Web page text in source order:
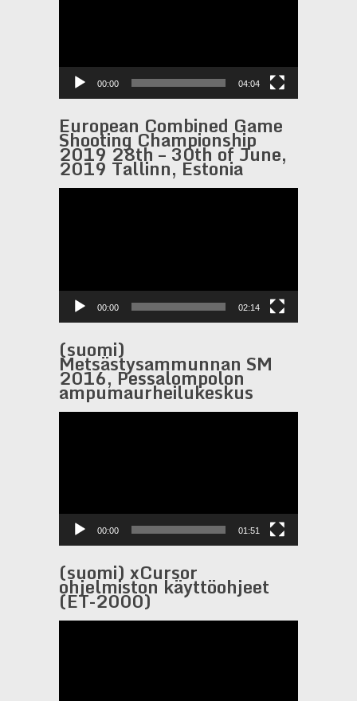
00:00 04:04
European Combined Game
Shooting Championship
2019 28th – 30th of June,
2019 Tallinn, Estonia
00:00 02:14
(suomi)
Metsästysammunnan SM
2016, Pessalompolon
ampumaurheilukeskus
00:00 01:51
(suomi) xCursor
ohjelmiston käyttöohjeet
(ET-2000)